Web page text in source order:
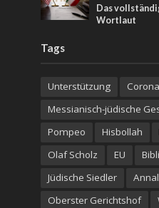
Das
Wortlaut
Tags
Unterstützung
Messianisch-jüdische
Pompeo
Hisbollah
Olaf Scholz
EU
Jüdische Siedler
Oberster Gerichtshof